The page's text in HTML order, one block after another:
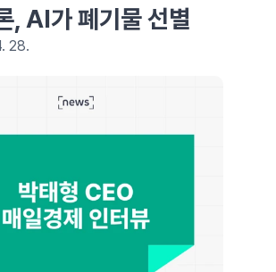
, AI가 폐기물 선별
28.